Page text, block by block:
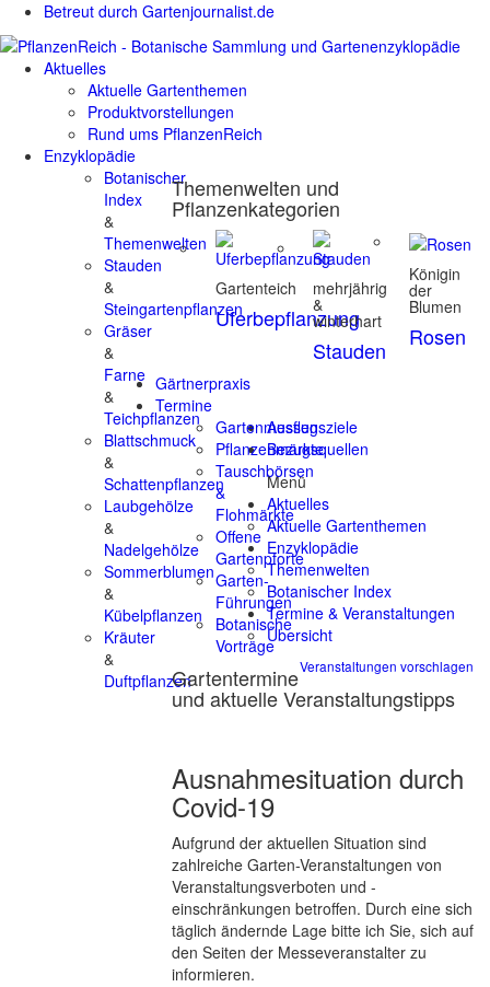
Betreut durch Gartenjournalist.de
Aktuelles
Aktuelle Gartenthemen
Produktvorstellungen
Rund ums PflanzenReich
Enzyklopädie
Botanischer
Index
&
Themenwelten
Stauden
&
Steingartenpflanzen
Gräser
&
Farne
&
Teichpflanzen
Blattschmuck
&
Schattenpflanzen
Laubgehölze
&
Nadelgehölze
Sommerblumen
&
Kübelpflanzen
Kräuter
&
Duftpflanzen
Themenwelten und
Pflanzenkategorien
Gartenteich
Uferbepflanzung
mehrjährig
&
winterhart
Stauden
Königin
der
Blumen
Rosen
Gärtnerpraxis
Termine
Gartenmessen
Pflanzenmärkte
Tauschbörsen
&
Flohmärkte
Offene
Gartenpforte
Garten-
Führungen
Botanische
Vorträge
Veranstaltungen vorschlagen
Gartentermine
und aktuelle Veranstaltungstipps
Ausnahmesituation durch
Covid-19
Aufgrund der aktuellen Situation sind
zahlreiche Garten-Veranstaltungen von
Veranstaltungsverboten und -
einschränkungen betroffen. Durch eine sich
täglich ändernde Lage bitte ich Sie, sich auf
den Seiten der Messeveranstalter zu
informieren.
Ausflugsziele
Bezugsquellen
Menü
Aktuelles
Aktuelle Gartenthemen
Enzyklopädie
Themenwelten
Botanischer Index
Termine & Veranstaltungen
Übersicht